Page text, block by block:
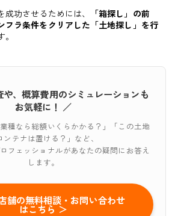
功させるためには、
「箱探し」の前
フラ条件をクリアした「土地探し」を行
、概算費用のシミュレーションも
お気軽に！ ／
業種なら総額いくらかかる？」「この土地
ンテナは置ける？」など、
フェッショナルがあなたの疑問にお答え
します。
舗の無料相談・お問い合わせ
はこちら ＞